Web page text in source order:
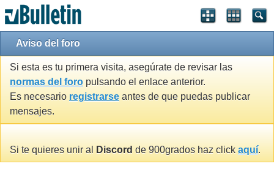
Aviso del foro
Si esta es tu primera visita, asegúrate de revisar las
normas del foro pulsando el enlace anterior.
Es necesario registrarse antes de que puedas publicar
mensajes.
Si te quieres unir al Discord de 900grados haz click aquí.